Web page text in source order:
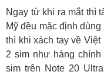
Ngay từ khi ra mắt thì
Mỹ đều mặc định
thì khi xách tay về
2 sim như hàng
sim trên Note 20